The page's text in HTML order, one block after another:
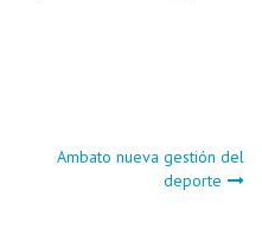
Ambato nueva gestión del
deporte